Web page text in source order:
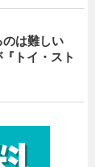
のは難しい
トイ・スト